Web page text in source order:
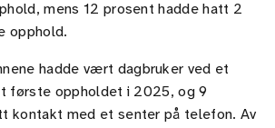
mens 12 prosent hadde hatt 2
opphold.
hadde vært dagbruker ved et
første oppholdet i 2025, og 9
kontakt med et senter på telefon. Av